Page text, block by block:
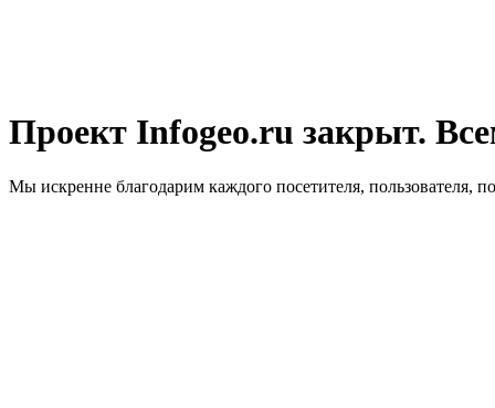
Проект Infogeo.ru закрыт.
Мы искренне благодарим каждого посетителя, пользователя,